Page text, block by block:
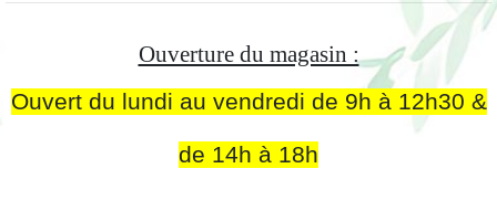
Ouverture du magasin :
Ouvert du lundi au vendredi de 9h à 12h30 &
de 14h à 18h